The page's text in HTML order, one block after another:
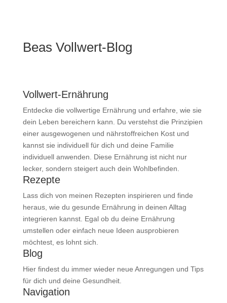
Beas Vollwert-Blog
Vollwert-Ernährung
Entdecke die vollwertige Ernährung und erfahre, wie sie
dein Leben bereichern kann. Du verstehst die Prinzipien
einer ausgewogenen und nährstoffreichen Kost und
kannst sie individuell für dich und deine Familie
individuell anwenden. Diese Ernährung ist nicht nur
lecker, sondern steigert auch dein Wohlbefinden.
Rezepte
Lass dich von meinen Rezepten inspirieren und finde
heraus, wie du gesunde Ernährung in deinen Alltag
integrieren kannst. Egal ob du deine Ernährung
umstellen oder einfach neue Ideen ausprobieren
möchtest, es lohnt sich.
Blog
Hier findest du immer wieder neue Anregungen und Tips
für dich und deine Gesundheit.
Navigation